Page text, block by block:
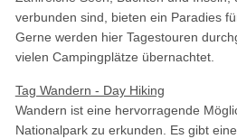
verbunden sind, bieten ein Paradies
Gerne werden hier Tagestouren
vielen Campingplätze übernachtet.
Tag Wandern - Day Hiking
Wandern ist eine hervorragende
Nationalpark zu erkunden. Es gibt